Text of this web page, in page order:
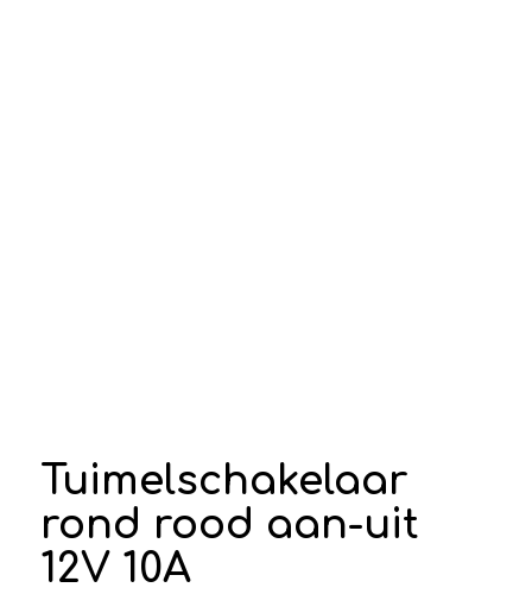
Tuimelschakelaar
rond rood aan-uit
12V 10A